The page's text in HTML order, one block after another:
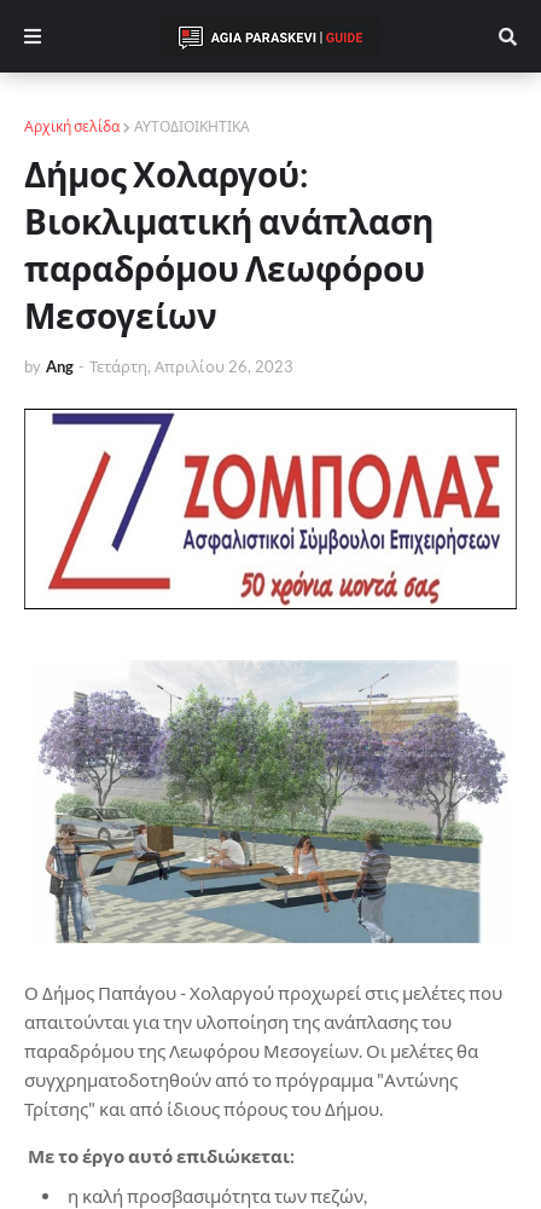
Αρχική σελίδα ΑΥΤΟΔΙΟΙΚΗΤΙΚΑ
Δήμος Χολαργού:
Βιοκλιματική ανάπλαση
παραδρόμου Λεωφόρου
Μεσογείων
by Ang - Τετάρτη, Απριλίου 26, 2023
Ο Δήμος Παπάγου - Χολαργού προχωρεί στις μελέτες που
απαιτούνται για την υλοποίηση της ανάπλασης του
παραδρόμου της Λεωφόρου Μεσογείων. Οι μελέτες θα
συγχρηματοδοτηθούν από το πρόγραμμα "Αντώνης
Τρίτσης" και από ίδιους πόρους του Δήμου.
Με το έργο αυτό επιδιώκεται:
η καλή προσβασιμότητα των πεζών,